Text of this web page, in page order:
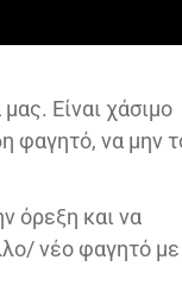
Είναι χάσιμο
φαγητό, να μην
όρεξη και να
νέο φαγητό με